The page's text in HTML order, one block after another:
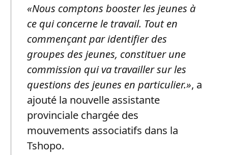
«Nous comptons booster les jeunes à
ce qui concerne le travail. Tout en
commençant par identifier des
groupes des jeunes, constituer une
commission qui va travailler sur les
questions des jeunes en particulier.», a
ajouté la nouvelle assistante
provinciale chargée des
mouvements associatifs dans la
Tshopo.